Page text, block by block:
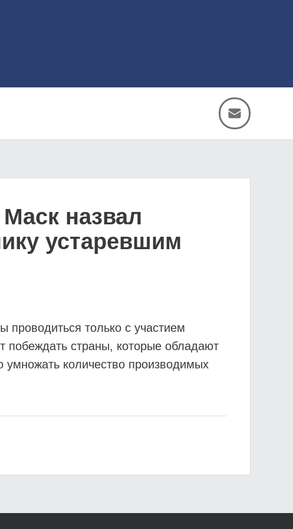
назвал
устаревшим
проводиться только с участием
побеждать страны, которые обладают
количество производимых